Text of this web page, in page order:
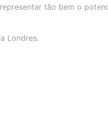
tão bem o
Londres.